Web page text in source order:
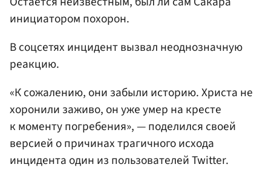
инициатором похорон.
В соцсетях инцидент вызвал неоднозначную
реакцию.
«К сожалению, они забыли историю. Христа не
хоронили заживо, он уже умер на кресте
к моменту погребения», — поделился своей
версией о причинах трагичного исхода
инцидента один из пользователей Twitter.